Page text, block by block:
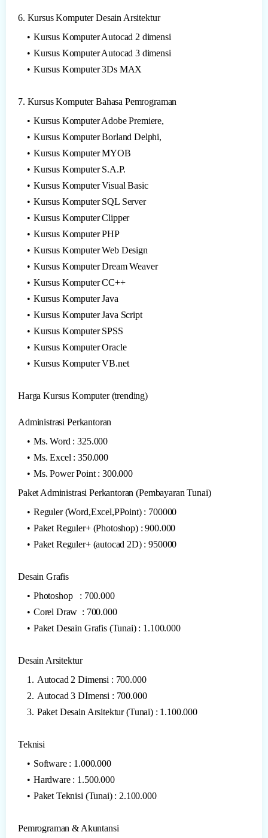
6. Kursus Komputer Desain Arsitektur
Kursus Komputer Autocad 2 dimensi
Kursus Komputer Autocad 3 dimensi
Kursus Komputer 3Ds MAX
7. Kursus Komputer Bahasa Pemrograman
Kursus Komputer Adobe Premiere,
Kursus Komputer Borland Delphi,
Kursus Komputer MYOB
Kursus Komputer S.A.P.
Kursus Komputer Visual Basic
Kursus Komputer SQL Server
Kursus Komputer Clipper
Kursus Komputer PHP
Kursus Komputer Web Design
Kursus Komputer Dream Weaver
Kursus Komputer CC++
Kursus Komputer Java
Kursus Komputer Java Script
Kursus Komputer SPSS
Kursus Komputer Oracle
Kursus Komputer VB.net
Harga Kursus Komputer (trending)
Administrasi Perkantoran
Ms. Word : 325.000
Ms. Excel : 350.000
Ms. Power Point : 300.000
Paket Administrasi Perkantoran (Pembayaran Tunai)
Reguler (Word,Excel,PPoint) : 700000
Paket Reguler+ (Photoshop) : 900.000
Paket Reguler+ (autocad 2D) : 950000
Desain Grafis
Photoshop : 700.000
Corel Draw : 700.000
Paket Desain Grafis (Tunai) : 1.100.000
Desain Arsitektur
Autocad 2 Dimensi : 700.000
Autocad 3 DImensi : 700.000
Paket Desain Arsitektur (Tunai) : 1.100.000
Teknisi
Software : 1.000.000
Hardware : 1.500.000
Paket Teknisi (Tunai) : 2.100.000
Pemrograman & Akuntansi